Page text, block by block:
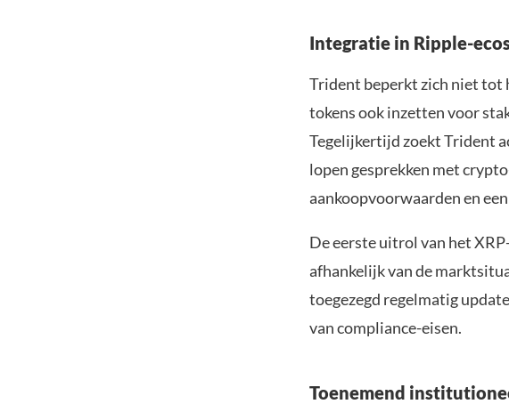
Integratie in Ripple-
Trident beperkt zich niet tot
tokens ook inzetten voor
Tegelijkertijd zoekt Trident
lopen gesprekken met
aankoopvoorwaarden en
De eerste uitrol van het
afhankelijk van de
toegezegd regelmatig
van compliance-eisen.
Toenemend